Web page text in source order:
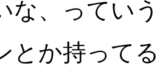
な、ってい
とか持って